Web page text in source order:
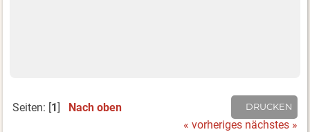
DRUCKEN
Seiten: [1]
Nach oben
« vorheriges nächstes »